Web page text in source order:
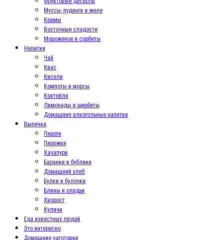
Муссы, пудинги и желе
Кремы
Восточные сладости
Мороженое и сорбеты
Напитки
Чай
Квас
Кисели
Компоты и морсы
Коктейли
Лимонады и щербеты
Домашние алкогольные напитки
Выпечка
Пироги
Пирожки
Хачапури
Баранки и бублики
Домашний хлеб
Булки и булочки
Блины и оладьи
Хворост
Куличи
Еда известных людей
Это интересно
Домашние заготовки